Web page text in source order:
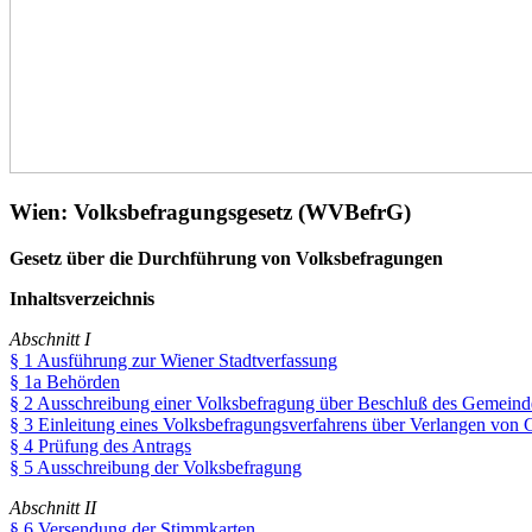
Wien: Volksbefragungsgesetz (WVBefrG)
Gesetz über die Durchführung von Volksbefragungen
Inhaltsverzeichnis
Abschnitt I
§ 1 Ausführung zur Wiener Stadtverfassung
§ 1a Behörden
§ 2 Ausschreibung einer Volksbefragung über Beschluß des
§ 3 Einleitung eines Volksbefragungsverfahrens über Verlangen von
§ 4 Prüfung des Antrags
§ 5 Ausschreibung der Volksbefragung
Abschnitt II